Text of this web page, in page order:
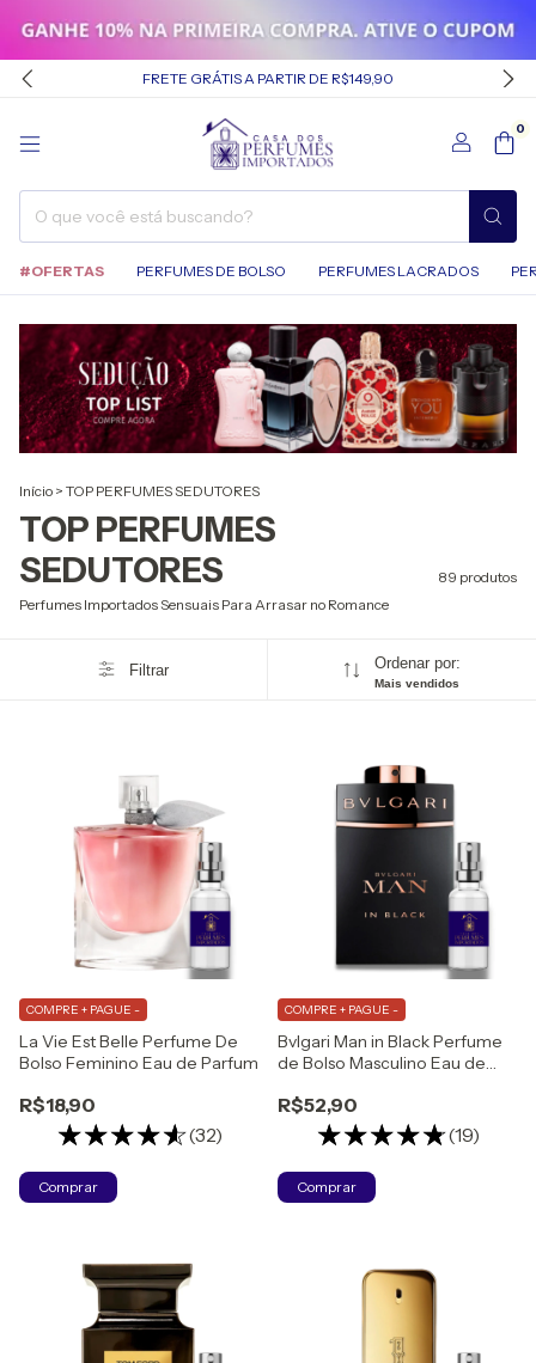
FRETE GRÁTIS A PARTIR DE R$149,90
0
#OFERTAS PERFUMES DE BOLSO PERFUMES LACRADOS
Início > TOP PERFUMES SEDUTORES
TOP PERFUMES
SEDUTORES
89 produtos
Perfumes Importados Sensuais Para Arrasar no Romance
Filtrar Ordenar por:
Mais vendidos
La Vie Est Belle Perfume De
Bolso Feminino Eau de Parfum
R$18,90
(32)
COMPRE + PAGUE -
Comprar
Bvlgari Man in Black Perfume
de Bolso Masculino Eau de
R$52,90
(19)
COMPRE + PAGUE -
Comprar